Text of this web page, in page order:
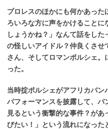
プロレスのほかにも何かあっ
ろいろな方に声をかけることに
しょうかね？」なんて話をし
の怪しいアイドル？仲良くさ
さん、そしてロマンポルシェ。
った。
当時掟ポルシェがアフリカバ
パフォーマンスを披露して、
見るという衝撃的な事件？が
びたい！」という流れになった